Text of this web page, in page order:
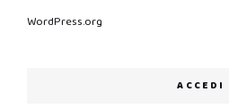
WordPress.org
ACCEDI